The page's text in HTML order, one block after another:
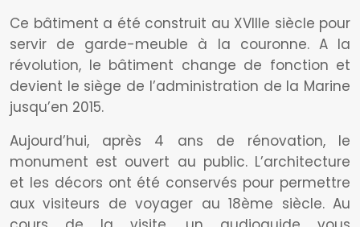
Ce bâtiment a été construit au XVIIIe siècle pour
servir de garde-meuble à la couronne. A la
révolution, le bâtiment change de fonction et
devient le siège de l’administration de la Marine
jusqu’en 2015.
Aujourd’hui, après 4 ans de rénovation, le
monument est ouvert au public. L’architecture
et les décors ont été conservés pour permettre
aux visiteurs de voyager au 18ème siècle. Au